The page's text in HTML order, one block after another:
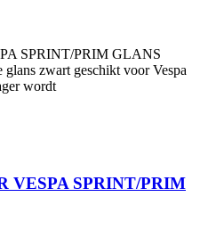
SPRINT/PRIM GLANS
zwart geschikt voor Vespa
wordt
VESPA SPRINT/PRIM